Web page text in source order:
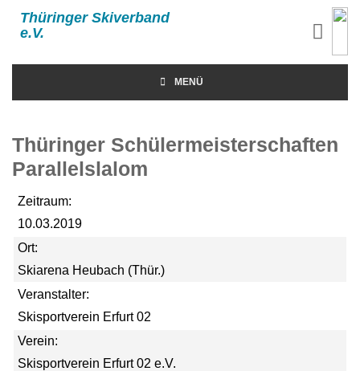
Thüringer Skiverband
e.V.
MENÜ
Thüringer Schülermeisterschaften
Parallelslalom
Zeitraum:
10.03.2019
Ort:
Skiarena Heubach (Thür.)
Veranstalter:
Skisportverein Erfurt 02
Verein:
Skisportverein Erfurt 02 e.V.